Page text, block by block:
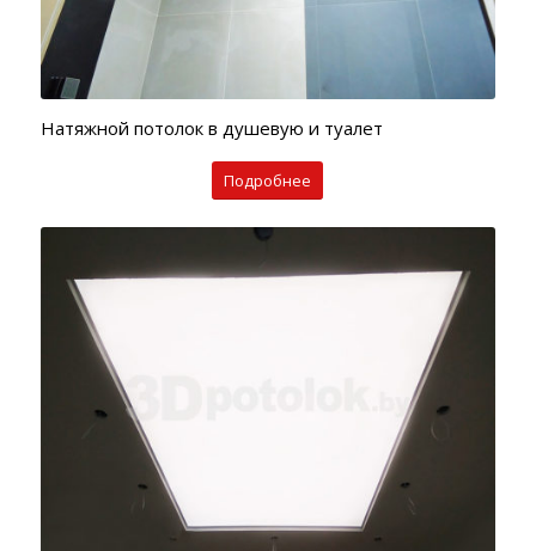
Натяжной потолок в душевую и туалет
Подробнее